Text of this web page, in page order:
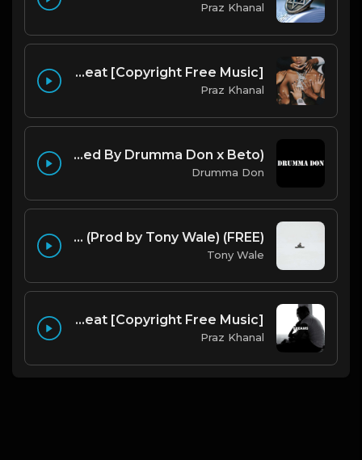
Praz Khanal
Flexin | Freestyle Trap Beat [Copyright Free Music]
Praz Khanal
Smoke (Produced By Drumma Don x Beto)
Drumma Don
(FREE) DRAKE x FUTURE TYPE BEAT - Under Water 122 bpm (Prod by Tony Wale)
Tony Wale
Dreams | Gunna Type Beat [Copyright Free Music]
Praz Khanal